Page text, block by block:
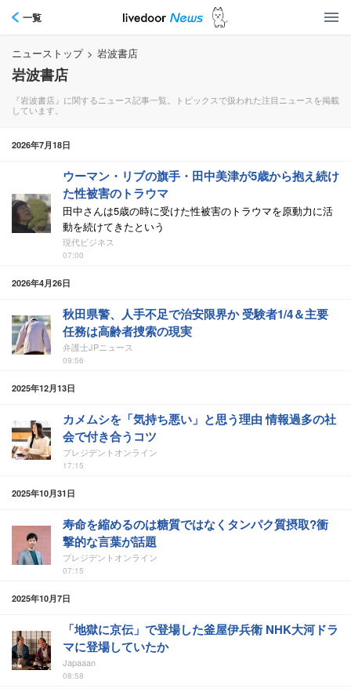
一覧
ニューストップ > 岩波書店
岩波書店
『岩波書店』に関するニュース記事一覧。トピックスで扱われた注目ニュースを掲載
しています。
2026年7月18日
ウーマン・リブの旗手・田中美津が5歳から抱え続け
た性被害のトラウマ
田中さんは5歳の時に受けた性被害のトラウマを原動力に活
動を続けてきたという
現代ビジネス
07:00
2026年4月26日
秋田県警、人手不足で治安限界か 受験者1/4＆主要
任務は高齢者捜索の現実
弁護士JPニュース
09:56
2025年12月13日
カメムシを「気持ち悪い」と思う理由 情報過多の社
会で付き合うコツ
プレジデントオンライン
17:15
2025年10月31日
寿命を縮めるのは糖質ではなくタンパク質摂取?衝
撃的な言葉が話題
プレジデントオンライン
07:15
2025年10月7日
「地獄に京伝」で登場した釜屋伊兵衛 NHK大河ドラ
マに登場していたか
Japaaan
08:58